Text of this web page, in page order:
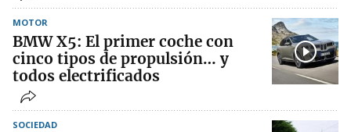
MOTOR
BMW X5: El primer coche con
cinco tipos de propulsión… y
todos electrificados
SOCIEDAD